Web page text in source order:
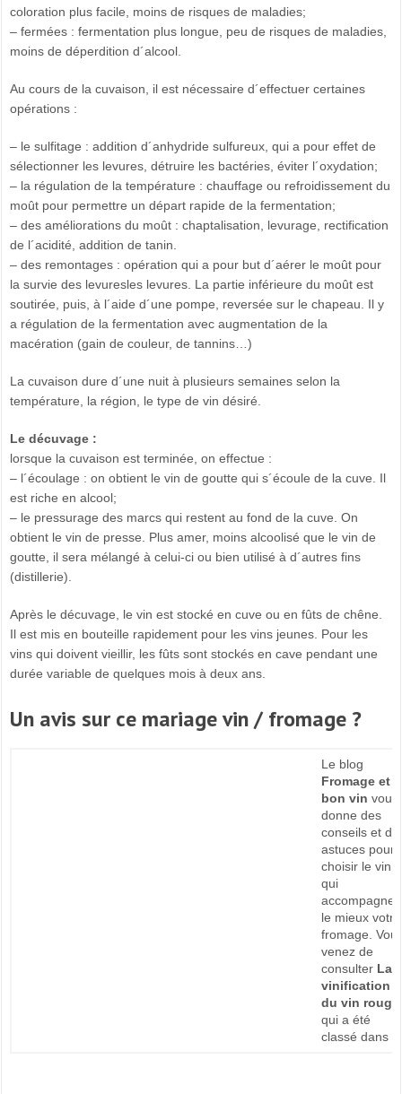
coloration plus facile, moins de risques de maladies;
– fermées : fermentation plus longue, peu de risques de maladies,
moins de déperdition d´alcool.
Au cours de la cuvaison, il est nécessaire d´effectuer certaines
opérations :
– le sulfitage : addition d´anhydride sulfureux, qui a pour effet de
sélectionner les levures, détruire les bactéries, éviter l´oxydation;
– la régulation de la température : chauffage ou refroidissement du
moût pour permettre un départ rapide de la fermentation;
– des améliorations du moût : chaptalisation, levurage, rectification
de l´acidité, addition de tanin.
– des remontages : opération qui a pour but d´aérer le moût pour
la survie des levuresles levures. La partie inférieure du moût est
soutirée, puis, à l´aide d´une pompe, reversée sur le chapeau. Il y
a régulation de la fermentation avec augmentation de la
macération (gain de couleur, de tannins…)
La cuvaison dure d´une nuit à plusieurs semaines selon la
température, la région, le type de vin désiré.
Le décuvage :
lorsque la cuvaison est terminée, on effectue :
– l´écoulage : on obtient le vin de goutte qui s´écoule de la cuve. Il
est riche en alcool;
– le pressurage des marcs qui restent au fond de la cuve. On
obtient le vin de presse. Plus amer, moins alcoolisé que le vin de
goutte, il sera mélangé à celui-ci ou bien utilisé à d´autres fins
(distillerie).
Après le décuvage, le vin est stocké en cuve ou en fûts de chêne.
Il est mis en bouteille rapidement pour les vins jeunes. Pour les
vins qui doivent vieillir, les fûts sont stockés en cave pendant une
durée variable de quelques mois à deux ans.
Un avis sur ce mariage vin / fromage ?
Le blog
Fromage et
bon vin vous
donne des
conseils et
astuces pour
choisir le vin
qui
le mieux votre
fromage.
venez de
consulter La
vinification
du vin rouge
qui a été
classé dans